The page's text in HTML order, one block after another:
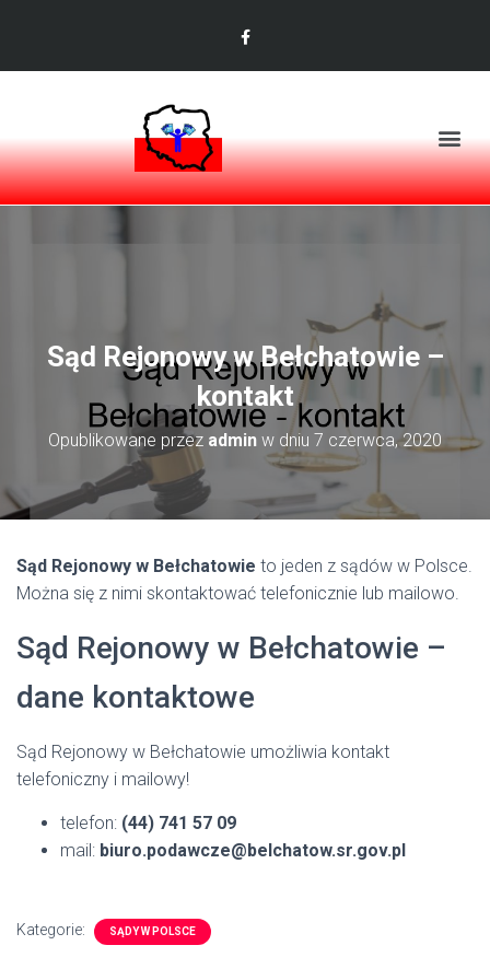
Sąd Rejonowy w Bełchatowie –
kontakt
Opublikowane przez admin w dniu 7 czerwca, 2020
Sąd Rejonowy w Bełchatowie to jeden z sądów w Polsce.
Można się z nimi skontaktować telefonicznie lub mailowo.
Sąd Rejonowy w Bełchatowie –
dane kontaktowe
Sąd Rejonowy w Bełchatowie umożliwia kontakt
telefoniczny i mailowy!
telefon: (44) 741 57 09
mail: biuro.podawcze@belchatow.sr.gov.pl
Kategorie: SĄDY W POLSCE